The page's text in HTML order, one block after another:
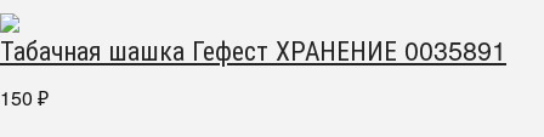
Табачная шашка Гефест ХРАНЕНИЕ 0035891
150 ₽